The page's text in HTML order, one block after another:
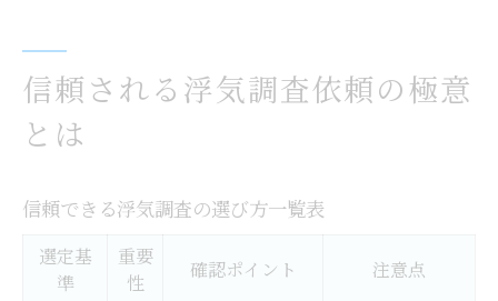
信頼される浮気調査依頼の極意
とは
信頼できる浮気調査の選び方一覧表
選定基
準
重要
性
確認ポイント 注意点